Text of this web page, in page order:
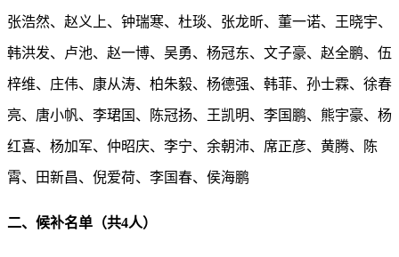
张浩然、赵义上、钟瑞寒、杜琰、张龙昕、董一诺、王晓宇、
韩洪发、卢池、赵一博、吴勇、杨冠东、文子豪、赵全鹏、伍
梓维、庄伟、康从涛、柏朱毅、杨德强、韩菲、孙士霖、徐春
亮、唐小帆、李珺国、陈冠扬、王凯明、李国鹏、熊宇豪、杨
红喜、杨加军、仲昭庆、李宁、余朝沛、席正彦、黄腾、陈
霄、田新昌、倪爱荷、李国春、侯海鹏
二、候补名单（共4人）